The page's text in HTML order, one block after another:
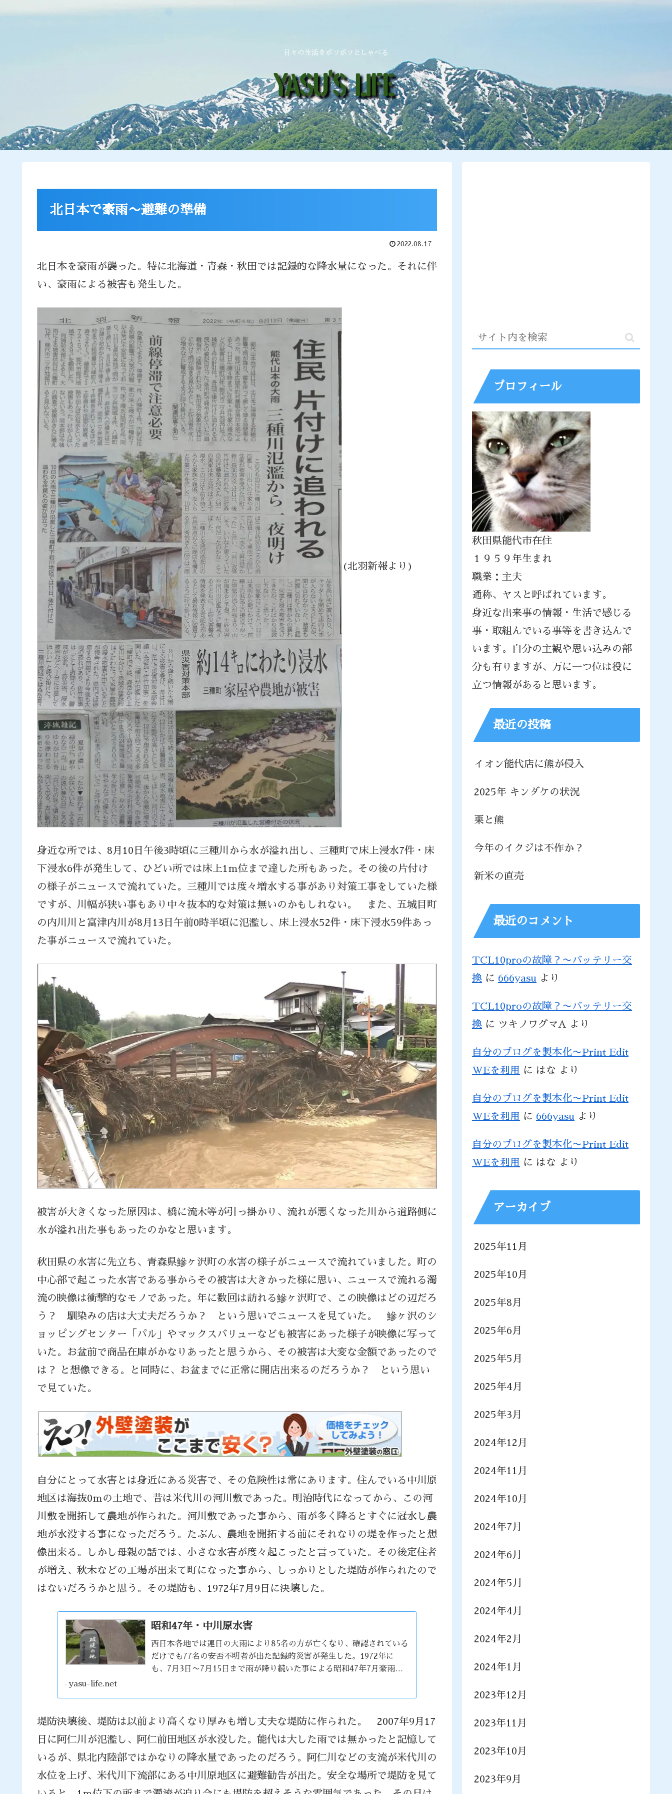
日々の生活をボソボソとしゃべる
北日本で豪雨〜避難の準備
2022.08.17
北日本を豪雨が襲った。特に北海道・青森・秋田では記録的な降水量になった。それに伴
い、豪雨による被害も発生した。
(北羽新報より)
身近な所では、8月10日午後3時頃に三種川から水が溢れ出し、三種町で床上浸水7件・床
下浸水6件が発生して、ひどい所では床上1ｍ位まで達した所もあった。その後の片付け
の様子がニュースで流れていた。三種川では度々増水する事があり対策工事をしていた様
ですが、川幅が狭い事もあり中々抜本的な対策は無いのかもしれない。 また、五城目町
の内川川と富津内川が8月13日午前0時半頃に氾濫し、床上浸水52件・床下浸水59件あっ
た事がニュースで流れていた。
被害が大きくなった原因は、橋に流木等が引っ掛かり、流れが悪くなった川から道路側に
水が溢れ出た事もあったのかなと思います。
秋田県の水害に先立ち、青森県鰺ヶ沢町の水害の様子がニュースで流れていました。町の
中心部で起こった水害である事からその被害は大きかった様に思い、ニュースで流れる濁
流の映像は衝撃的なモノであった。年に数回は訪れる鰺ヶ沢町で、この映像はどの辺だろ
う？ 馴染みの店は大丈夫だろうか？ という思いでニュースを見ていた。 鰺ヶ沢のシ
ョッピングセンター「パル」やマックスバリューなども被害にあった様子が映像に写って
いた。お盆前で商品在庫がかなりあったと思うから、その被害は大変な金額であったので
は？ と想像できる。と同時に、お盆までに正常に開店出来るのだろうか？ という思い
で見ていた。
自分にとって水害とは身近にある災害で、その危険性は常にあります。住んでいる中川原
地区は海抜0ｍの土地で、昔は米代川の河川敷であった。明治時代になってから、この河
川敷を開拓して農地が作られた。河川敷であった事から、雨が多く降るとすぐに冠水し農
地が水没する事になっただろう。たぶん、農地を開拓する前にそれなりの堤を作ったと想
像出来る。しかし母親の話では、小さな水害が度々起こったと言っていた。その後定住者
が増え、秋木などの工場が出来て町になった事から、しっかりとした堤防が作られたので
はないだろうかと思う。その堤防も、1972年7月9日に決壊した。
昭和47年・中川原水害
西日本各地では連日の大雨により85名の方が亡くなり、確認されている
だけでも77名の安否不明者が出た記録的災害が発生した。1972年に
も、7月3日〜7月15日まで雨が降り続いた事による昭和47年7月豪雨と
yasu-life.net
堤防決壊後、堤防は以前より高くなり厚みも増し丈夫な堤防に作られた。 2007年9月17
日に阿仁川が氾濫し、阿仁前田地区が水没した。能代は大した雨では無かったと記憶して
いるが、県北内陸部ではかなりの降水量であったのだろう。阿仁川などの支流が米代川の
水位を上げ、米代川下流部にある中川原地区に避難勧告が出た。安全な場所で堤防を見て
プロフィール
秋田県能代市在住
１９５９年生まれ
職業：主夫
通称、ヤスと呼ばれています。
身近な出来事の情報・生活で感じる
事・取組んでいる事等を書き込んで
います。自分の主観や思い込みの部
分も有りますが、万に一つ位は役に
立つ情報があると思います。
最近の投稿
イオン能代店に熊が侵入
2025年 キンダケの状況
栗と熊
今年のイクジは不作か？
新米の直売
最近のコメント
TCL10proの故障？〜バッテリー交
換 に 666yasu より
TCL10proの故障？〜バッテリー交
換 に ツキノワグマA より
自分のブログを製本化〜Print Edit
WEを利用
に はな より
自分のブログを製本化〜Print Edit
WEを利用
に 666yasu より
自分のブログを製本化〜Print Edit
WEを利用
に はな より
アーカイブ
2025年11月
2025年10月
2025年8月
2025年6月
2025年5月
2025年4月
2025年3月
2024年12月
2024年11月
2024年10月
2024年7月
2024年6月
2024年5月
2024年4月
2024年2月
2024年1月
2023年12月
2023年11月
2023年10月
2023年9月